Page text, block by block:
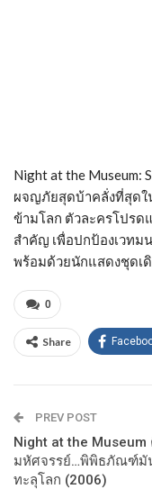
Night at the Museum:
ผจญภัยสุดบ้าคลั่งที่สุดใ
ข้ามโลก ตัวละครโปรด
สำคัญ เพื่อปกป้องเวท
พร้อมด้วยนักแสดงชุดเ
0
Share
PREV POST
Night at the Museum
มหัศจรรย์…พิพิธภัณฑ์มั
ทะลุโลก (2006)